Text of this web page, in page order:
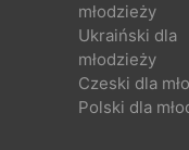
młodzieży
Ukraiński dla
młodzieży
Czeski dla
Polski dla